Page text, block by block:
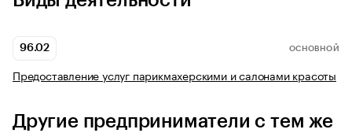
96.02 ОСНОВНОЙ
Предоставление услуг парикмахерскими и салонами красоты
Другие предприниматели с тем же